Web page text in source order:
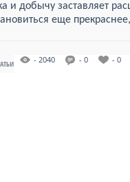
и добычу заставляет
еще
- 2040 - 0 - 0